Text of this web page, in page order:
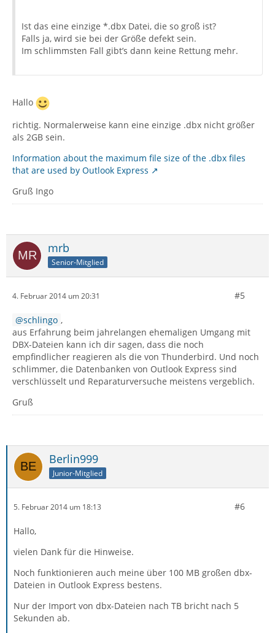
Ist das eine einzige *.dbx Datei, die so groß ist?
Falls ja, wird sie bei der Größe defekt sein.
Im schlimmsten Fall gibt’s dann keine Rettung mehr.
Hallo
richtig. Normalerweise kann eine einzige .dbx nicht größer
als 2GB sein.
Information about the maximum file size of the .dbx files
that are used by Outlook Express
Gruß Ingo
mrb
Senior-Mitglied
4. Februar 2014 um 20:31 #5
schlingo ,
aus Erfahrung beim jahrelangen ehemaligen Umgang mit
DBX-Dateien kann ich dir sagen, dass die noch
empfindlicher reagieren als die von Thunderbird. Und noch
schlimmer, die Datenbanken von Outlook Express sind
verschlüsselt und Reparaturversuche meistens vergeblich.
Gruß
Berlin999
Junior-Mitglied
5. Februar 2014 um 18:13 #6
Hallo,
vielen Dank für die Hinweise.
Noch funktionieren auch meine über 100 MB großen dbx-
Dateien in Outlook Express bestens.
Nur der Import von dbx-Dateien nach TB bricht nach 5
Sekunden ab.